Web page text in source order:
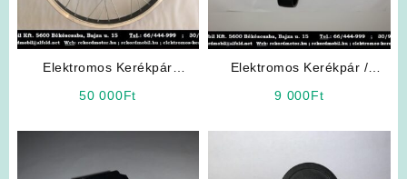
Elektromos Kerékpár
50 000Ft
Elektromos Kerékpár /
9 000Ft